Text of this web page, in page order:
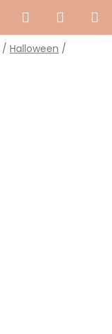
Hľadať
KOŠÍK
/ Halloween /